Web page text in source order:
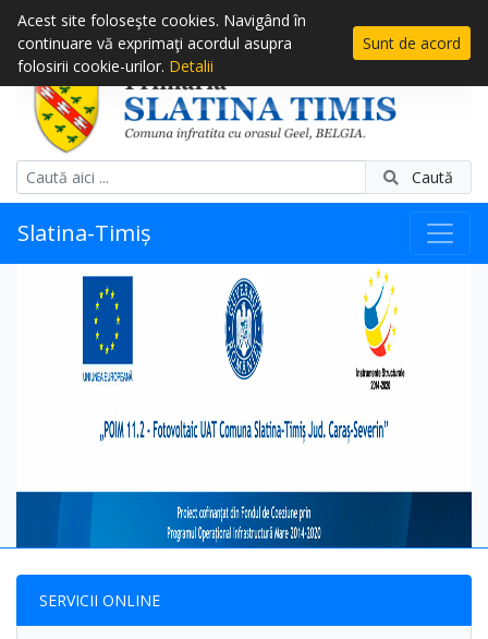
Caută
Slatina-Timiș
SERVICII ONLINE
Acest site foloseşte cookies. Navigând în
continuare vă exprimaţi acordul asupra
folosirii cookie-urilor. Detalii
Sunt de acord